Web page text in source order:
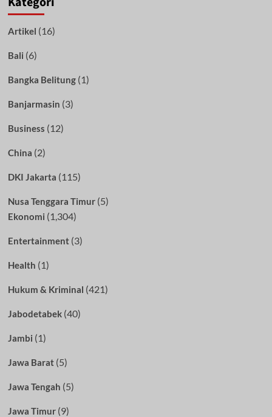
Artikel (16)
Bali (6)
Bangka Belitung(1)
Banjarmasin (3)
Business (12)
China (2)
DKI Jakarta (115)
Nusa Tenggara Timur(5)
Ekonomi (1,304)
Entertainment(3)
Health (1)
Hukum & Kriminal (421)
Jabodetabek(40)
Jambi (1)
Jawa Barat(5)
Jawa Tengah (5)
Jawa Timur(9)